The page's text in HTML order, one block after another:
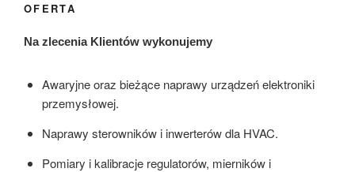
OFERTA
Na zlecenia Klientów wykonujemy
Awaryjne oraz bieżące naprawy urządzeń elektroniki
przemysłowej.
Naprawy sterowników i inwerterów dla HVAC.
Pomiary i kalibracje regulatorów, mierników i